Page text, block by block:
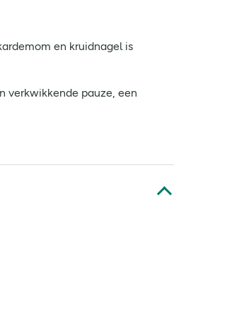
en kruidnagel is
verkwikkende pauze, een